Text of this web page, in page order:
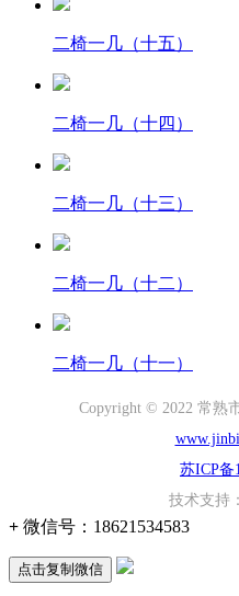
二椅一几（十五）
二椅一几（十四）
二椅一几（十三）
二椅一几（十二）
二椅一几（十一）
Copyright © 2022 常熟
苏ICP备
技术支持：
+ 微信号： 18621534583
点击复制微信